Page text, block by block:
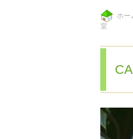
ホー
室